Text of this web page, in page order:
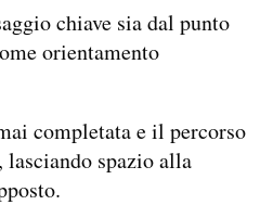
chiave sia dal punto
orientamento
completata e il percorso
spazio alla